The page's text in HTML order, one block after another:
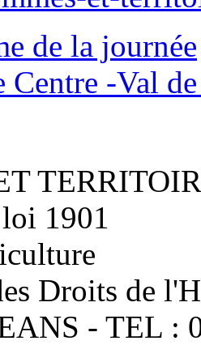
de la journée
Centre -Val
1901
Droits de
- TEL :